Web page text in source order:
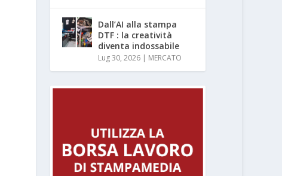
Dall’AI alla stampa
DTF : la creatività
diventa indossabile
Lug 30, 2026 | MERCATO